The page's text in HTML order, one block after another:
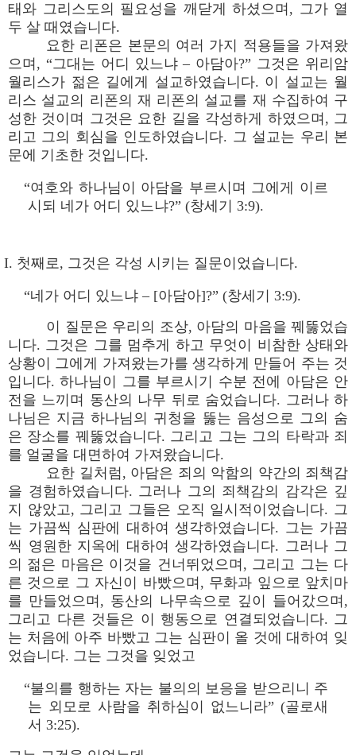
태와 그리스도의 필요성을 깨닫게 하셨으며, 그가 열
두 살 때였습니다.
요한 리폰은 본문의 여러 가지 적용들을 가져왔
으며, “그대는 어디 있느냐 – 아담아?” 그것은 위리암
월리스가 젊은 길에게 설교하였습니다. 이 설교는 월
리스 설교의 리폰의 재 리폰의 설교를 재 수집하여 구
성한 것이며 그것은 요한 길을 각성하게 하였으며, 그
리고 그의 회심을 인도하였습니다. 그 설교는 우리 본
문에 기초한 것입니다.
“여호와 하나님이 아담을 부르시며 그에게 이르
시되 네가 어디 있느냐?” (창세기 3:9).
I. 첫째로, 그것은 각성 시키는 질문이었습니다.
“네가 어디 있느냐 – [아담아]?” (창세기 3:9).
이 질문은 우리의 조상, 아담의 마음을 꿰뚫었습
니다. 그것은 그를 멈추게 하고 무엇이 비참한 상태와
상황이 그에게 가져왔는가를 생각하게 만들어 주는 것
입니다. 하나님이 그를 부르시기 수분 전에 아담은 안
전을 느끼며 동산의 나무 뒤로 숨었습니다. 그러나 하
나님은 지금 하나님의 귀청을 뚫는 음성으로 그의 숨
은 장소를 꿰뚫었습니다. 그리고 그는 그의 타락과 죄
를 얼굴을 대면하여 가져왔습니다.
요한 길처럼, 아담은 죄의 악함의 약간의 죄책감
을 경험하였습니다. 그러나 그의 죄책감의 감각은 깊
지 않았고, 그리고 그들은 오직 일시적이었습니다. 그
는 가끔씩 심판에 대하여 생각하였습니다. 그는 가끔
씩 영원한 지옥에 대하여 생각하였습니다. 그러나 그
의 젊은 마음은 이것을 건너뛰었으며, 그리고 그는 다
른 것으로 그 자신이 바빴으며, 무화과 잎으로 앞치마
를 만들었으며, 동산의 나무속으로 깊이 들어갔으며,
그리고 다른 것들은 이 행동으로 연결되었습니다. 그
는 처음에 아주 바빴고 그는 심판이 올 것에 대하여 잊
었습니다. 그는 그것을 잊었고
“불의를 행하는 자는 불의의 보응을 받으리니 주
는 외모로 사람을 취하심이 없느니라” (골로새
서 3:25).